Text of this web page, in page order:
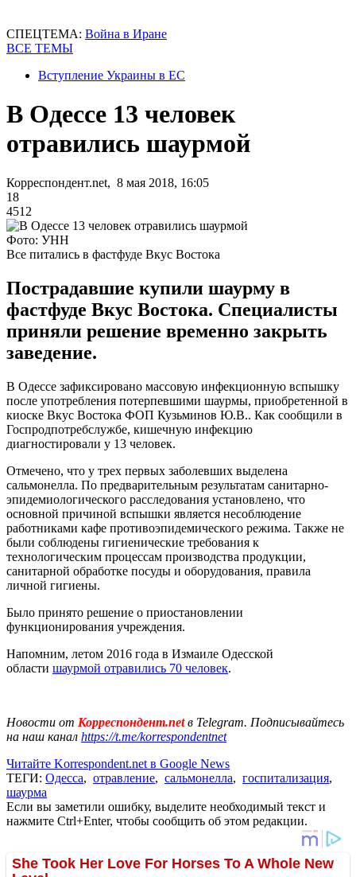
СПЕЦТЕМА: Война в Иране
ВСЕ ТЕМЫ
Вступление Украины в ЕС
В Одессе 13 человек
отравились шаурмой
Корреспондент.net, 8 мая 2018, 16:05
18
4512
Фото: УНН
Все питались в фастфуде Вкус Востока
Пострадавшие купили шаурму в
фастфуде Вкус Востока. Специалисты
приняли решение временно закрыть
заведение.
В Одессе зафиксировано массовую инфекционную вспышку
после употребления потерпевшими шаурмы, приобретенной в
киоске Вкус Востока ФОП Кузьминов Ю.В.. Как сообщили в
Госпродпотребслужбе, кишечную инфекцию
диагностировали у 13 человек.
Отмечено, что у трех первых заболевших выделена
сальмонелла. По предварительным результатам санитарно-
эпидемиологического расследования установлено, что
основной причиной вспышки является несоблюдение
работниками кафе противоэпидемического режима. Также не
были соблюдены гигиенические требования к
технологическим процессам производства продукции,
санитарной обработке посуды и оборудования, правила
личной гигиены.
Было принято решение о приостановлении
функционирования учреждения.
Напомним, летом 2016 года в Измаиле Одесской
области шаурмой отравились 70 человек.
Новости от Корреспондент.netв Telegram. Подписывайтесь
на наш канал https://t.me/korrespondentnet
Читайте Korrespondent.net в Google News
ТЕГИ: Одесса, отравление, сальмонелла, госпитализация,
шаурма
Если вы заметили ошибку, выделите необходимый текст и
нажмите Ctrl+Enter, чтобы сообщить об этом редакции.